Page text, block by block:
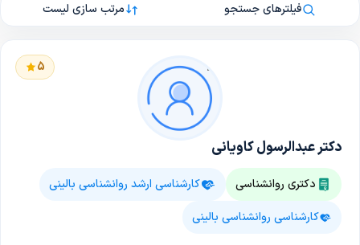
فیلترهای جستجو مرتب سازی لیست
5
دکتر عبدالرسول کاویانی
دکتری روانشناسی
کارشناسی ارشد روانشناسی بالینی
کارشناسی روانشناسی بالینی